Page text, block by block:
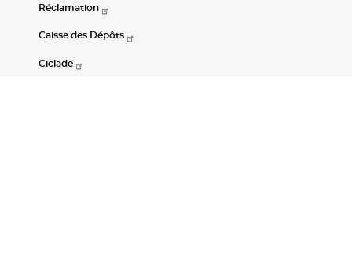
Réclamation
Caisse des Dépôts
Ciclade